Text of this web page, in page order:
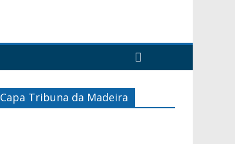
Capa Tribuna da Madeira